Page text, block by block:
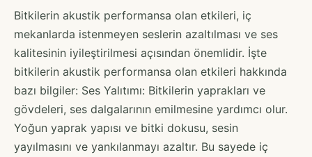
Bitkilerin akustik performansa olan etkileri, iç
mekanlarda istenmeyen seslerin azaltılması ve ses
kalitesinin iyileştirilmesi açısından önemlidir. İşte
bitkilerin akustik performansa olan etkileri hakkında
bazı bilgiler: Ses Yalıtımı: Bitkilerin yaprakları ve
gövdeleri, ses dalgalarının emilmesine yardımcı olur.
Yoğun yaprak yapısı ve bitki dokusu, sesin
yayılmasını ve yankılanmayı azaltır. Bu sayede iç